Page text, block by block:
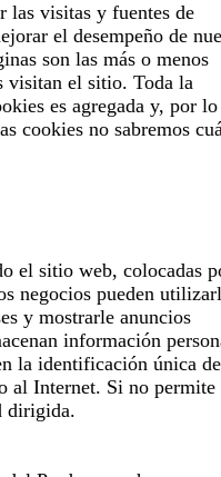
las visitas y fuentes de
el desempeño de
son las más o menos
visitan el sitio. Toda la
es agregada y, por lo
cookies no sabremos
el sitio web, colocadas
negocios pueden
y mostrarle anuncios
información
la identificación única
al Internet. Si no permite
dirigida.